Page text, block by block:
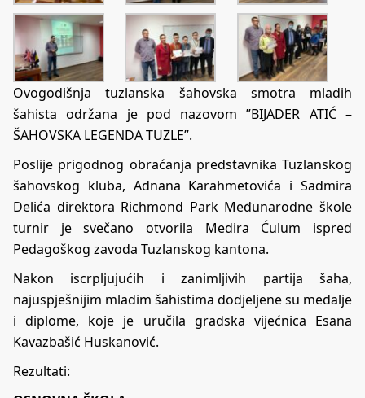
Ovogodišnja tuzlanska šahovska smotra mladih
šahista održana je pod nazovom ”BIJADER ATIĆ –
ŠAHOVSKA LEGENDA TUZLE”.
Poslije prigodnog obraćanja predstavnika Tuzlanskog
šahovskog kluba, Adnana Karahmetovića i Sadmira
Delića direktora Richmond Park Međunarodne škole
turnir je svečano otvorila Medira Ćulum ispred
Pedagoškog zavoda Tuzlanskog kantona.
Nakon iscrpljujućih i zanimljivih partija šaha,
najuspješnijim mladim šahistima dodjeljene su medalje
i diplome, koje je uručila gradska vijećnica Esana
Kavazbašić Huskanović.
Rezultati: